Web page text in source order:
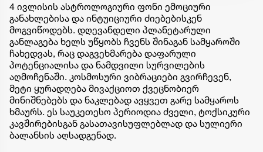
4 ივლისის ასტროლოგიური ფონი ემოციური
განახლებისა და ინტუიციური ძიებებისკენ
მოგვიწოდებს. დღევანდელი პლანეტარული
განლაგება ხელს უწყობს ჩვენს შინაგან სამყაროში
ჩახედვას, რაც დაგვეხმარება დაფარული
პოტენციალისა და ნამდვილი სურვილების
აღმოჩენაში. კოსმოსური ვიბრაციები გვირჩევენ,
მეტი ყურადღება მივაქციოთ ქვეცნობიერ
მინიშნებებს და ნაკლებად ავყვეთ გარე სამყაროს
ხმაურს. ეს საუკეთესო პერიოდია ძველი, ტოქსიკური
კავშირებისგან გასათავისუფლებლად და სულიერი
ბალანსის აღსადგენად.